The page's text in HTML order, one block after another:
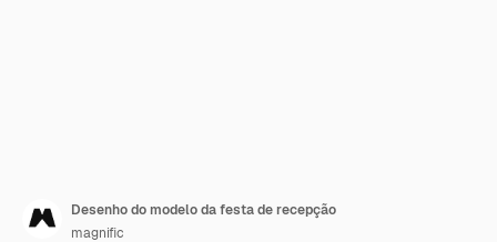
Desenho do modelo da festa de recepção
magnific